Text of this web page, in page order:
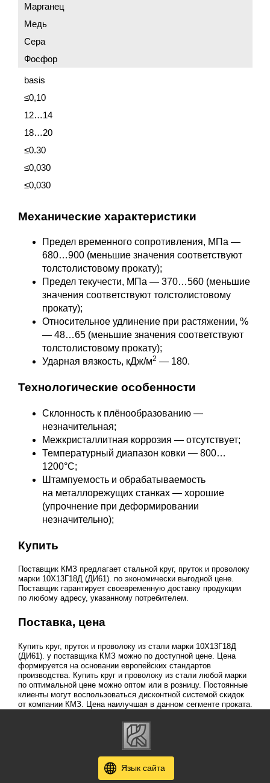
Марганец
Медь
Сера
Фосфор
basis
≤0,10
12…14
18…20
≤0.30
≤0,030
≤0,030
Механические характеристики
Предел временного сопротивления, МПа —
680…900 (меньшие значения соответствуют
толстолистовому прокату);
Предел текучести, МПа — 370…560 (меньшие
значения соответствуют толстолистовому
прокату);
Относительное удлинение при растяжении, %
— 48…65 (меньшие значения соответствуют
толстолистовому прокату);
Ударная вязкость, кДж/м2 — 180.
Технологические особенности
Склонность к плёнообразованию —
незначительная;
Межкристаллитная коррозия — отсутствует;
Температурный диапазон ковки — 800…
1200°С;
Штампуемость и обрабатываемость
на металлорежущих станках — хорошие
(упрочнение при деформировании
незначительно);
Купить
Поставщик КМЗ предлагает стальной круг, пруток и проволоку
марки 10Х13Г18Д (ДИ61). по экономически выгодной цене.
Поставщик гарантирует своевременную доставку продукции
по любому адресу, указанному потребителем.
Поставка, цена
Купить круг, пруток и проволоку из стали марки 10Х13Г18Д
(ДИ61). у поставщика КМЗ можно по доступной цене. Цена
формируется на основании европейских стандартов
производства. Купить круг и проволоку из стали любой марки
по оптимальной цене можно оптом или в розницу. Постоянные
клиенты могут воспользоваться дисконтной системой скидок
от компании КМЗ. Цена наилучшая в данном сегменте проката.
Язык сайта